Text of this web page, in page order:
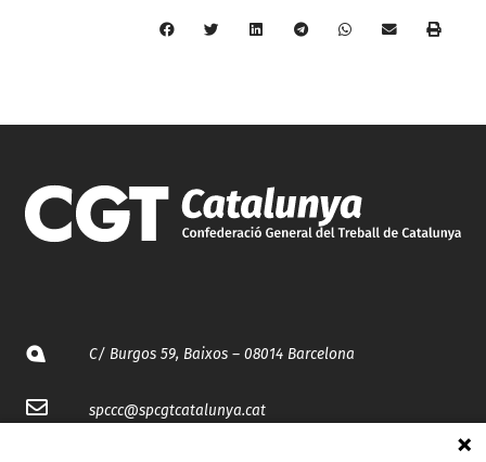
C/ Burgos 59, Baixos – 08014 Barcelona
spccc@spcgtcatalunya.cat